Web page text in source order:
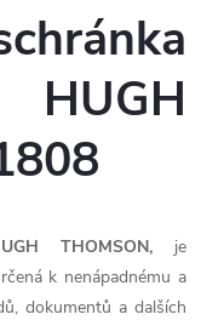
THOMSON, je
k nenápadnému a
dokumentů a dalších